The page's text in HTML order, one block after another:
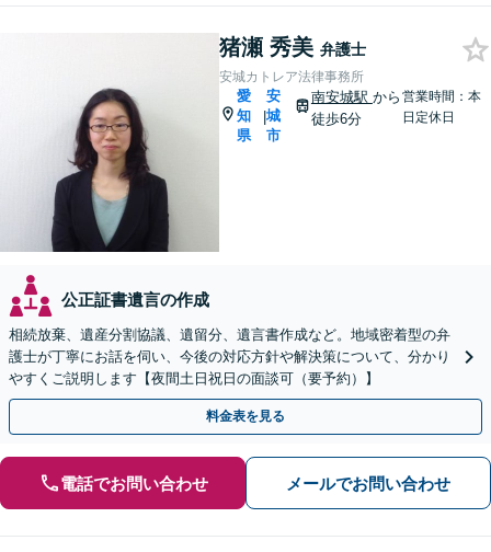
猪瀬 秀美 弁護士
安城カトレア法律事務所
愛
知
県
|
安
城
市
南安城駅 から
徒歩6分
営業時間：本
日定休日
公正証書遺言の作成
相続放棄、遺産分割協議、遺留分、遺言書作成など。地域密着型の弁
護士が丁寧にお話を伺い、今後の対応方針や解決策について、分かり
やすくご説明します【夜間土日祝日の面談可（要予約）】
料金表を見る
電話でお問い合わせ メールでお問い合わせ